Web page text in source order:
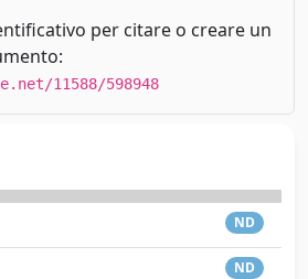
per citare o creare un
11588/598948
ND
ND